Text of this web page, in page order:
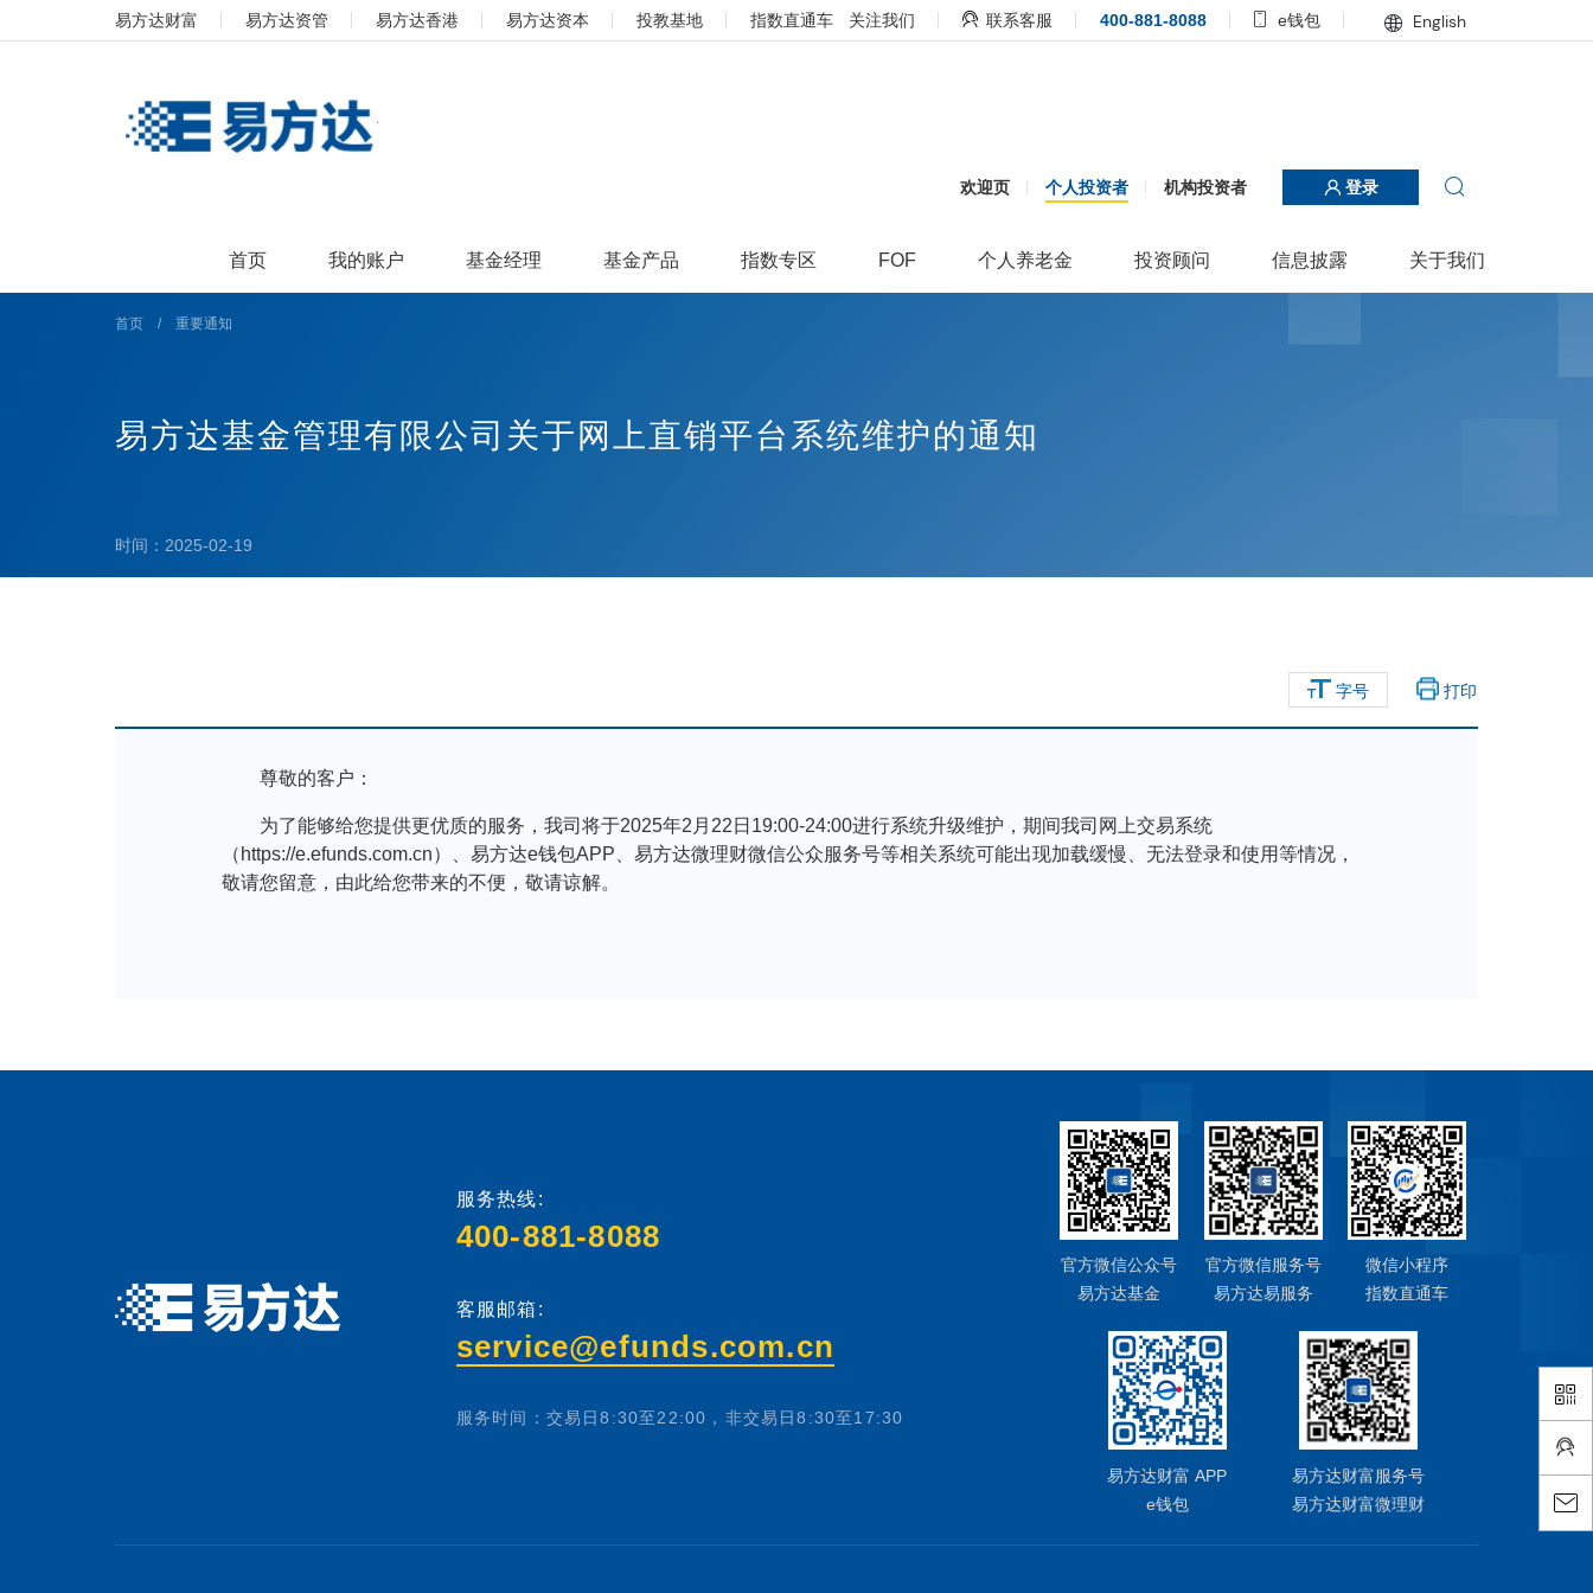
易方达财富 易方达资管 易方达香港 易方达资本 投教基地 指数直通车 关注我们 联系客服 400-881-8088 e钱包 English
欢迎页 个人投资者 机构投资者 登录
首页 我的账户 基金经理 基金产品 指数专区 FOF 个人养老金 投资顾问 信息披露 关于我们
首页 / 重要通知
易方达基金管理有限公司关于网上直销平台系统维护的通知
时间：2025-02-19
字号 打印
服务热线:
400-881-8088
客服邮箱:
service@efunds.com.cn
服务时间：交易日8:30至22:00，非交易日8:30至17:30
官方微信公众号
易方达基金
官方微信服务号
易方达易服务
微信小程序
指数直通车
易方达财富 APP
e钱包
易方达财富服务号
易方达财富微理财